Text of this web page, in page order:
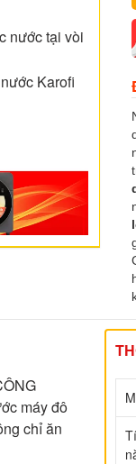
nước tại vòi
Karofi
máy đô
chỉ ăn